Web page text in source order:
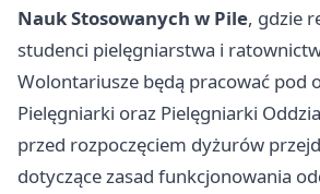
Nauk Stosowanych w Pile, gdzie
studenci pielęgniarstwa i
Wolontariusze będą pracować pod
Pielęgniarki oraz Pielęgniarki
przed rozpoczęciem dyżurów
dotyczące zasad funkcjonowania